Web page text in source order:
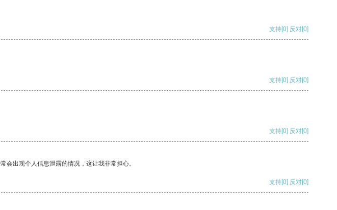
支持[0] 反对[0]
支持[0] 反对[0]
支持[0] 反对[0]
出现个人信息泄露的情况，这让我非常担心。
支持[0] 反对[0]